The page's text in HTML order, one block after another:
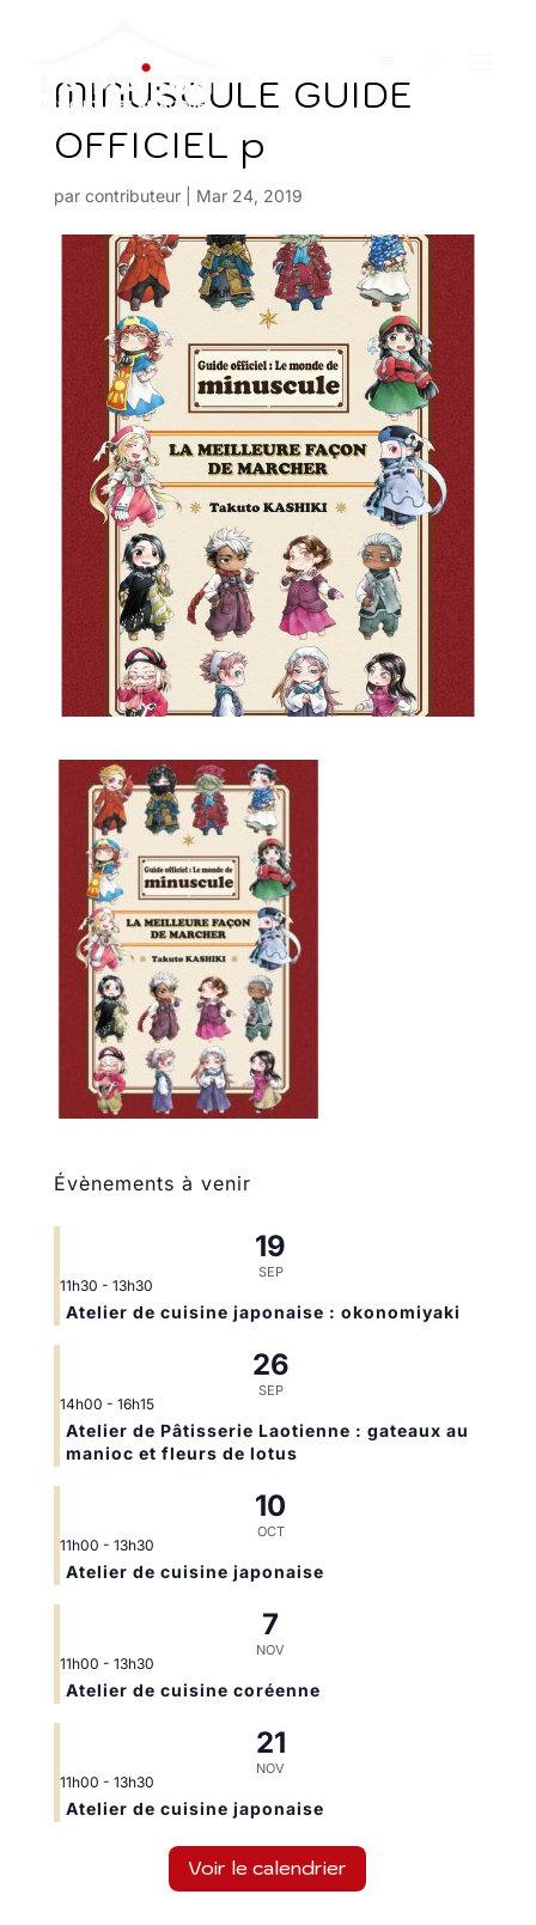
MINUSCULE GUIDE
OFFICIEL p
par contributeur| Mar 24, 2019
Évènements à venir
19
SEP
11h30 - 13h30
Atelier de cuisine japonaise : okonomiyaki
26
SEP
14h00 - 16h15
Atelier de Pâtisserie Laotienne : gateaux au
manioc et fleurs de lotus
10
OCT
11h00 - 13h30
Atelier de cuisine japonaise
7
NOV
11h00 - 13h30
Atelier de cuisine coréenne
21
NOV
11h00 - 13h30
Atelier de cuisine japonaise
Voir le calendrier